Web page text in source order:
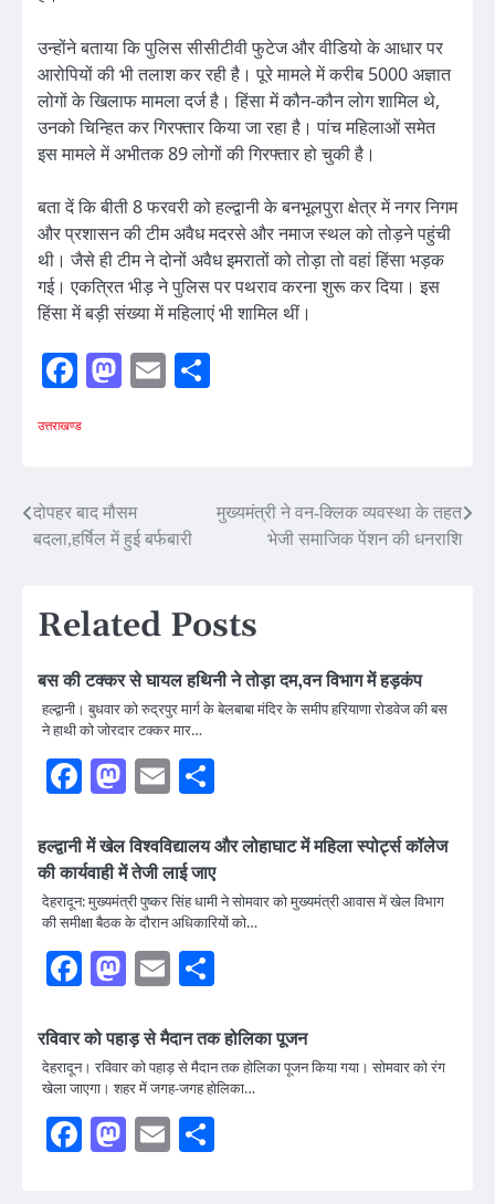
उन्होंने बताया कि पुलिस सीसीटीवी फुटेज और वीडियो के आधार पर
आरोपियों की भी तलाश कर रही है। पूरे मामले में करीब 5000 अज्ञात
लोगों के खिलाफ मामला दर्ज है। हिंसा में कौन-कौन लोग शामिल थे,
उनको चिन्हित कर गिरफ्तार किया जा रहा है। पांच महिलाओं समेत
इस मामले में अभीतक 89 लोगों की गिरफ्तार हो चुकी है।
बता दें कि बीती 8 फरवरी को हल्द्वानी के बनभूलपुरा क्षेत्र में नगर निगम
और प्रशासन की टीम अवैध मदरसे और नमाज स्थल को तोड़ने पहुंची
थी। जैसे ही टीम ने दोनों अवैध इमरातों को तोड़ा तो वहां हिंसा भड़क
गई। एकत्रित भीड़ ने पुलिस पर पथराव करना शुरू कर दिया। इस
हिंसा में बड़ी संख्या में महिलाएं भी शामिल थीं।
Facebook
Mastodon
Email
उत्तराखण्ड
Post
navigation
दोपहर बाद मौसम
बदला,हर्षिल में हुई बर्फबारी
मुख्यमंत्री ने वन-क्लिक व्यवस्था के तहत
भेजी समाजिक पेंशन की धनराशि
Related Posts
बस की टक्कर से घायल हथिनी ने तोड़ा दम,वन विभाग में हड़कंप
हल्द्वानी। बुधवार को रुद्रपुर मार्ग के बेलबाबा मंदिर के समीप हरियाणा रोडवेज की बस
ने हाथी को जोरदार टक्कर मार…
Facebook
Mastodon
Email
हल्द्वानी में खेल विश्वविद्यालय और लोहाघाट में महिला स्पोर्ट्स कॉलेज
की कार्यवाही में तेजी लाई जाए
देहरादून: मुख्यमंत्री पुष्कर सिंह धामी ने सोमवार को मुख्यमंत्री आवास में खेल विभाग
की समीक्षा बैठक के दौरान अधिकारियों को…
Facebook
Mastodon
Email
रविवार को पहाड़ से मैदान तक होलिका पूजन
देहरादून। रविवार को पहाड़ से मैदान तक होलिका पूजन किया गया। सोमवार को रंग
खेला जाएगा। शहर में जगह-जगह होलिका…
Facebook
Mastodon
Email